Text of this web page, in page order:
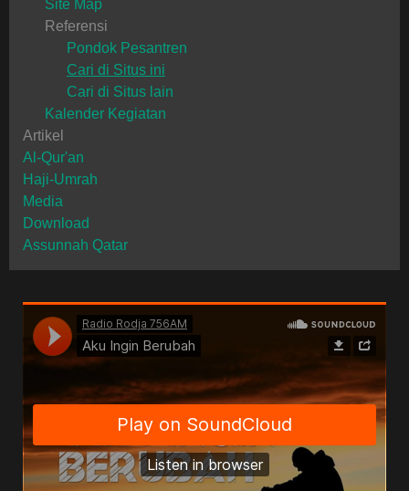
Site Map
Referensi
Pondok Pesantren
Cari di Situs ini
Cari di Situs lain
Kalender Kegiatan
Artikel
Al-Qur'an
Haji-Umrah
Media
Download
Assunnah Qatar